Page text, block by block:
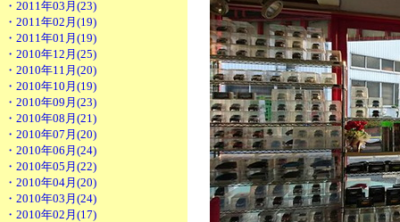
・2011年03月(23)
・2011年02月(19)
・2011年01月(19)
・2010年12月(25)
・2010年11月(20)
・2010年10月(19)
・2010年09月(23)
・2010年08月(21)
・2010年07月(20)
・2010年06月(24)
・2010年05月(22)
・2010年04月(20)
・2010年03月(24)
・2010年02月(17)